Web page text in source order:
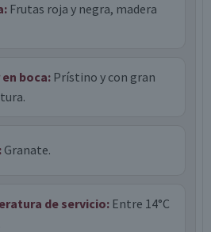
Frutas roja y negra, madera
boca: Prístino y con gran
Granate.
de servicio: Entre 14°C